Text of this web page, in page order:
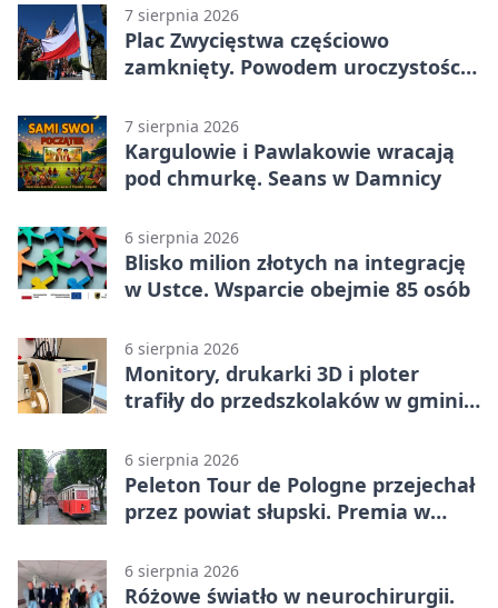
7 sierpnia 2026
Plac Zwycięstwa częściowo
zamknięty. Powodem uroczystości
7 sierpnia 2026
Kargulowie i Pawlakowie wracają
pod chmurkę. Seans w Damnicy
6 sierpnia 2026
Blisko milion złotych na integrację
w Ustce. Wsparcie obejmie 85 osób
6 sierpnia 2026
Monitory, drukarki 3D i ploter
trafiły do przedszkolaków w gminie
6 sierpnia 2026
Peleton Tour de Pologne przejechał
przez powiat słupski. Premia w
6 sierpnia 2026
Różowe światło w neurochirurgii.